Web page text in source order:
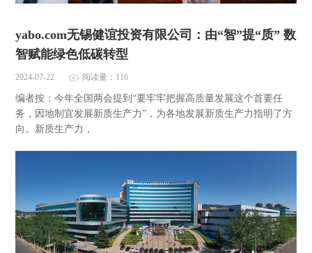
yabo.com无锡健谊投资有限公司：由“智”提“质” 数
智赋能绿色低碳转型
2024-07-22 阅读量：116
编者按：今年全国两会提到“要牢牢把握高质量发展这个首要任
务，因地制宜发展新质生产力”，为各地发展新质生产力指明了方
向。新质生产力，